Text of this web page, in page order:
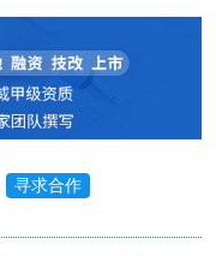
寻求合作